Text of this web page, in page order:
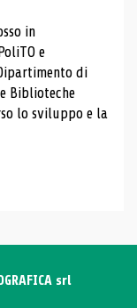
in
e
di
Biblioteche
lo sviluppo e la
srl